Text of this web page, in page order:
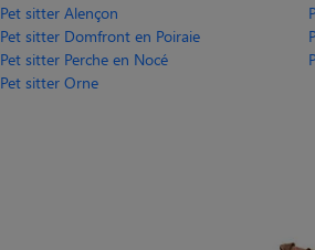
Pet sitter Alençon
Pet sitter Domfront en Poiraie
Pet sitter Perche en Nocé
Pet sitter Orne